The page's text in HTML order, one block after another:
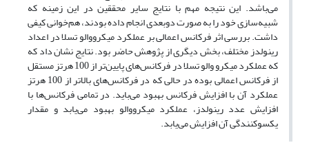
می‌باشد. این نتیجه مهم با نتایج سایر محققین در این زمینه که
شبیه‌سازی خود را به صورت دوبعدی انجام داده بودند، هم‌خوانی کیفی
داشت. بررسی اثر فرکانس اعمالی بر عملکرد میکرووالو تسلا در اعداد
رینولدز مختلف، بخش دیگری از پژوهش حاضر بود. نتایج نشان داد که
که عملکرد میکرو والو تسلا در فرکانس‌های پایین‌تر از 100 هرتز مستقل
از فرکانس اعمالی بوده در حالی که در فرکانس‌های بالاتر از 100 هرتز
عملکرد آن با افزایش فرکانس بهبود می‌باید. در تمامی فرکانس‌ها با
افزایش عدد رینولدز، عملکرد میکرووالو بهبود می‌یابد و مقدار
یکسوکنندگی آن افزایش می‌یابد.